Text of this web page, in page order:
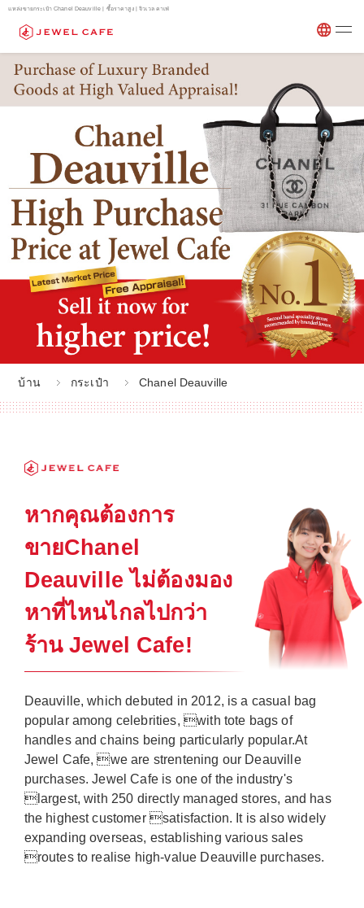
แหล่งขายกระเป๋า Chanel Deauville | ซื้อราคาสูง | จิวเวล คาเฟ่
บ้าน กระเป๋า Chanel Deauville
หากคุณต้องการ
ขายChanel
Deauville ไม่ต้องมอง
หาที่ไหนไกลไปกว่า
ร้าน Jewel Cafe!
Deauville, which debuted in 2012, is a casual bag
popular among celebrities, with tote bags of
handles and chains being particularly popular.At
Jewel Cafe, we are strentening our Deauville
purchases. Jewel Cafe is one of the industry's
largest, with 250 directly managed stores, and has
the highest customer satisfaction. It is also widely
expanding overseas, establishing various sales
routes to realise high-value Deauville purchases.